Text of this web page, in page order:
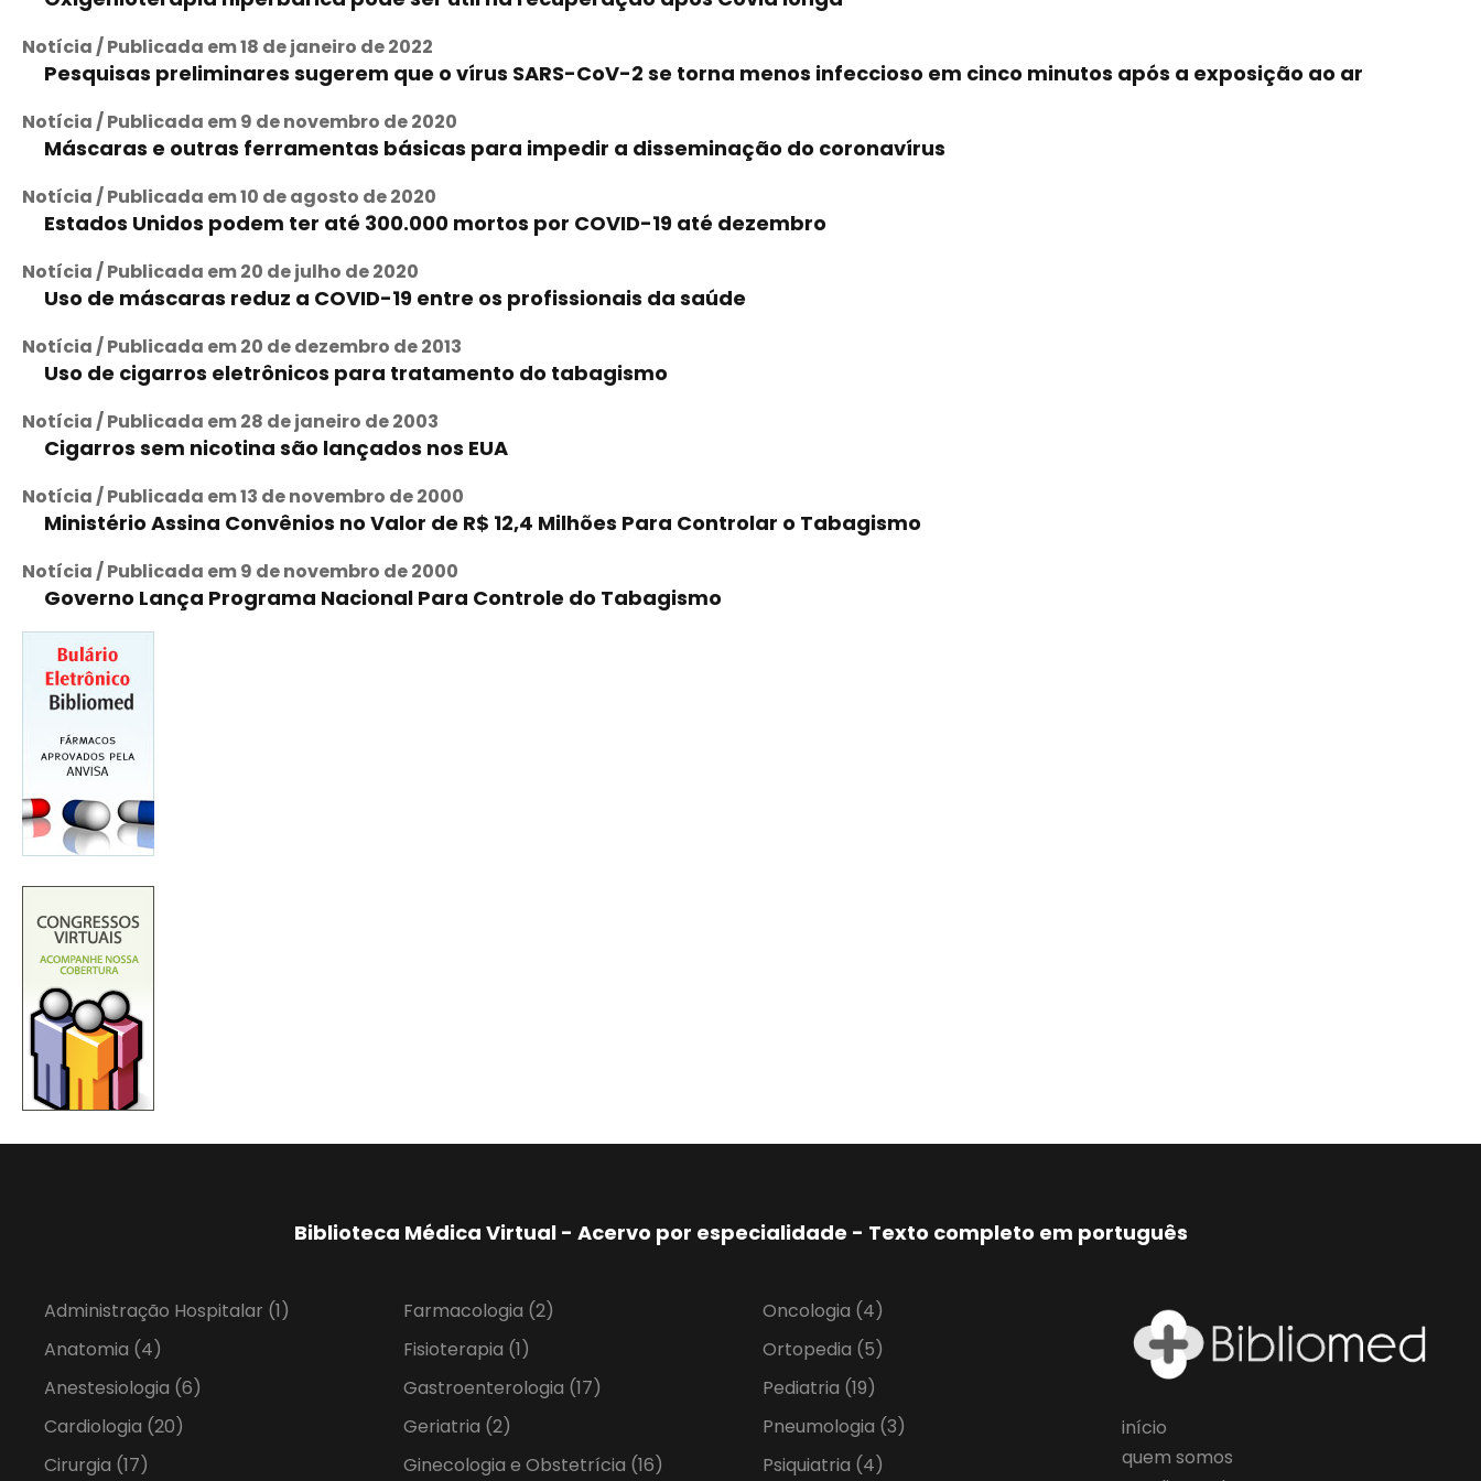
Notícia / Publicada em 18 de janeiro de 2022
Pesquisas preliminares sugerem que o vírus SARS-CoV-2 se torna menos infeccioso em cinco minutos após a exposição ao ar
Notícia / Publicada em 9 de novembro de 2020
Máscaras e outras ferramentas básicas para impedir a disseminação do coronavírus
Notícia / Publicada em 10 de agosto de 2020
Estados Unidos podem ter até 300.000 mortos por COVID-19 até dezembro
Notícia / Publicada em 20 de julho de 2020
Uso de máscaras reduz a COVID-19 entre os profissionais da saúde
Notícia / Publicada em 20 de dezembro de 2013
Uso de cigarros eletrônicos para tratamento do tabagismo
Notícia / Publicada em 28 de janeiro de 2003
Cigarros sem nicotina são lançados nos EUA
Notícia / Publicada em 13 de novembro de 2000
Ministério Assina Convênios no Valor de R$ 12,4 Milhões Para Controlar o Tabagismo
Notícia / Publicada em 9 de novembro de 2000
Governo Lança Programa Nacional Para Controle do Tabagismo
Biblioteca Médica Virtual - Acervo por especialidade - Texto completo em português
Administração Hospitalar (1)
Anatomia (4)
Anestesiologia (6)
Cardiologia (20)
Cirurgia (17)
Farmacologia (2)
Fisioterapia (1)
Gastroenterologia (17)
Geriatria (2)
Ginecologia e Obstetrícia (16)
Oncologia (4)
Ortopedia (5)
Pediatria (19)
Pneumologia (3)
Psiquiatria (4)
início
quem somos